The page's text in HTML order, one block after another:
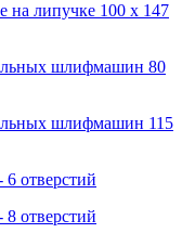
на липучке 100 х 147
шлифмашин 80
шлифмашин 115
отверстий
отверстий